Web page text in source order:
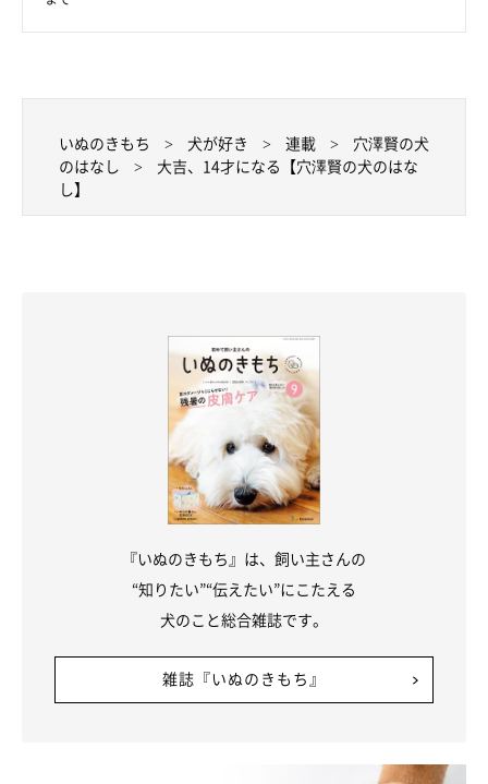
プロフィール
1971年大阪生まれ。2005年、愛犬との日常をつづったブログ
するようになる。著書に『ひとりと一匹』(小学館文庫)、自ら選
曲したコンピレーションアルバムとエッセイをまとめたCDブッ
ク『Another Side Of Music』(ワーナーミュージック・ジャパ
というブランドを立ち上げる。
ブログ「Another Days」
大吉(2011年8月17日生まれ・オス)
茨城県で放し飼いの白い犬(父)とある家庭の茶色い犬(母)の間に
生まれる。飼い主募集サイトを経て穴澤家へ。敬語を話す小学生
のように妙に大人びた性格。雷と花火と暴走族が苦手。せっかく
千葉県の施設から保護団体を経て穴澤家へ。捕獲されたときのト
いぬのきもち 犬が好き 連載
穴澤賢の犬
のはなし
大吉、14才になる【穴澤賢の犬のはな
し】
『いぬのきもち』は、飼い主さんの
“知りたい”“伝えたい”にこたえる
犬のこと総合雑誌です。
雑誌『いぬのきもち』